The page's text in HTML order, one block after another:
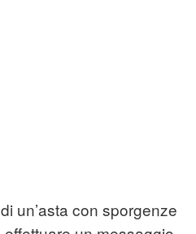
un’asta con sporgenze